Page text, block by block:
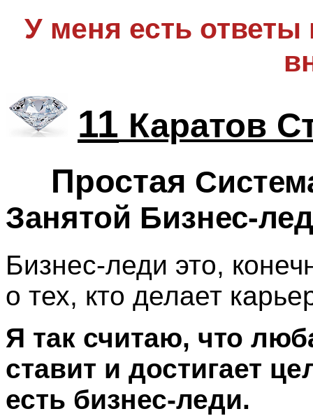
У меня есть
11 Каратов
Простая
Занятой Бизнес-
Бизнес-леди это,
о тех, кто делает
Я так считаю, что
ставит и достигает
есть бизнес-леди.